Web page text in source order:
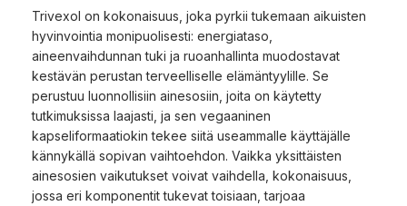
Trivexol on kokonaisuus, joka pyrkii tukemaan aikuisten
hyvinvointia monipuolisesti: energiataso,
aineenvaihdunnan tuki ja ruoanhallinta muodostavat
kestävän perustan terveelliselle elämäntyylille. Se
perustuu luonnollisiin ainesosiin, joita on käytetty
tutkimuksissa laajasti, ja sen vegaaninen
kapseliformaatiokin tekee siitä useammalle käyttäjälle
kännykällä sopivan vaihtoehdon. Vaikka yksittäisten
ainesosien vaikutukset voivat vaihdella, kokonaisuus,
jossa eri komponentit tukevat toisiaan, tarjoaa